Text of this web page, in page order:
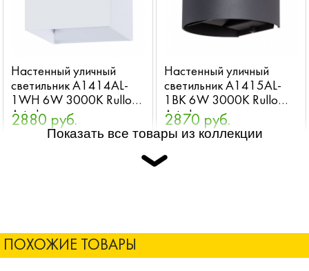
Настенный уличный
светильник A1414AL-
1WH 6W 3000K Rullo
Arte Lamp
2880 руб.
Настенный уличный
светильник A1415AL-
1BK 6W 3000K Rullo
Arte Lamp
2870 руб.
Показать все товары из коллекции
ПОХОЖИЕ ТОВАРЫ